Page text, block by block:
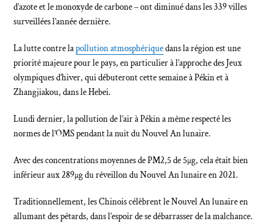
d’azote et le monoxyde de carbone – ont diminué dans les 339 villes
surveillées l’année dernière.
La lutte contre lapollution atmosphériquedans la région est une
priorité majeure pour le pays, en particulier à l’approche des Jeux
olympiques d’hiver, qui débuteront cette semaine à Pékin et à
Zhangjiakou, dans le Hebei.
Lundi dernier, la pollution de l’air à Pékin a même respecté les
normes de l’OMS pendant la nuit du Nouvel An lunaire.
Avec des concentrations moyennes de PM2,5 de 5μg, cela était bien
inférieur aux 289μg du réveillon du Nouvel An lunaire en 2021.
Traditionnellement, les Chinois célèbrent le Nouvel An lunaire en
allumant des pétards, dans l’espoir de se débarrasser de la malchance.